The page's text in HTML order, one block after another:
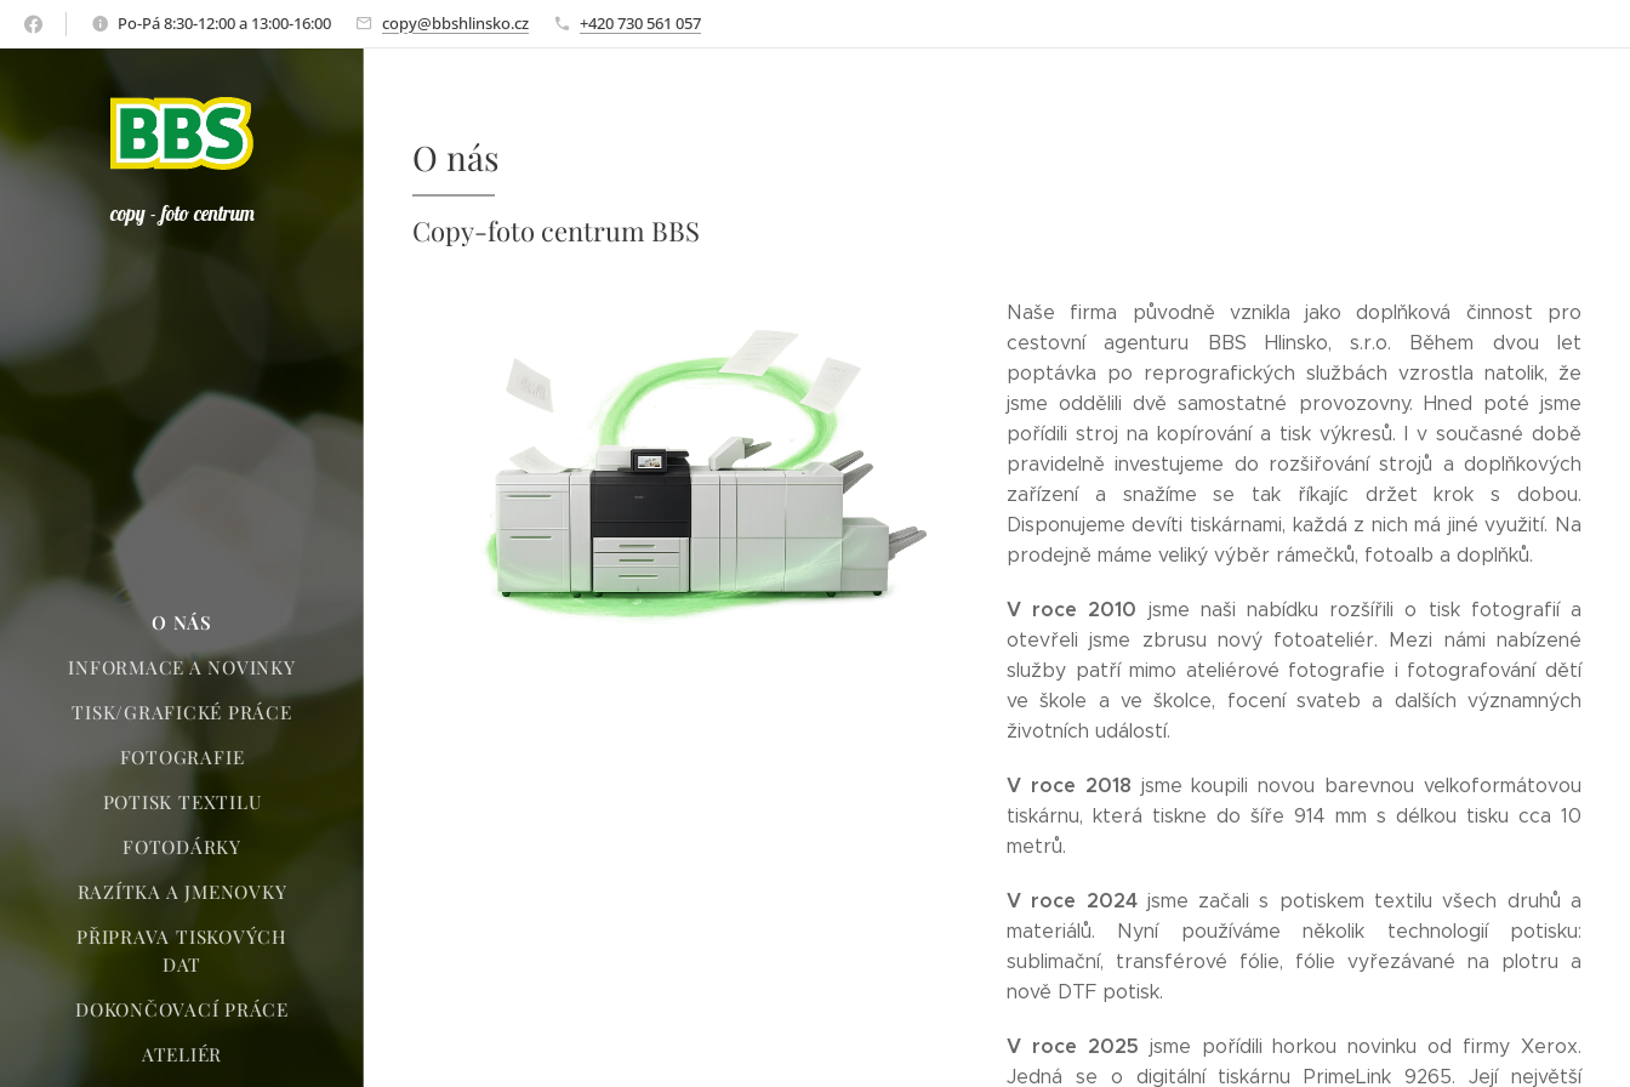
Po-Pá 8:30-12:00 a 13:00-16:00 copy@bbshlinsko.cz +420 730 561 057
copy - foto centrum
O NÁS
INFORMACE A NOVINKY
TISK/GRAFICKÉ PRÁCE
FOTOGRAFIE
POTISK TEXTILU
FOTODÁRKY
RAZÍTKA A JMENOVKY
PŘIPRAVA TISKOVÝCH
DAT
DOKONČOVACÍ PRÁCE
ATELIÉR
O nás
Copy-foto centrum BBS
Naše firma původně vznikla jako doplňková činnost pro
cestovní agenturu BBS Hlinsko, s.r.o. Během dvou let
poptávka po reprografických službách vzrostla natolik, že
jsme oddělili dvě samostatné provozovny. Hned poté jsme
pořídili stroj na kopírování a tisk výkresů. I v současné době
pravidelně investujeme do rozšiřování strojů a doplňkových
zařízení a snažíme se tak říkajíc držet krok s dobou.
Disponujeme devíti tiskárnami, každá z nich má jiné využití. Na
prodejně máme veliký výběr rámečků, fotoalb a doplňků.
V roce 2010 jsme naši nabídku rozšířili o tisk fotografií a
otevřeli jsme zbrusu nový fotoateliér. Mezi námi nabízené
služby patří mimo ateliérové fotografie i fotografování dětí
ve škole a ve školce, focení svateb a dalších významných
životních událostí.
V roce 2018 jsme koupili novou barevnou velkoformátovou
tiskárnu, která tiskne do šíře 914 mm s délkou tisku cca 10
metrů.
V roce 2024jsme začali s potiskem textilu všech druhů a
materiálů. Nyní používáme několik technologií potisku:
sublimační, transférové fólie, fólie vyřezávané na plotru a
nově DTF potisk.
V roce 2025 jsme pořídili horkou novinku od firmy Xerox.
Jedná se o digitální tiskárnu PrimeLink 9265. Její největší